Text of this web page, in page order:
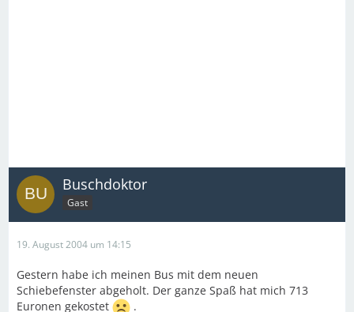
Buschdoktor
Gast
19. August 2004 um 14:15
Gestern habe ich meinen Bus mit dem neuen
Schiebefenster abgeholt. Der ganze Spaß hat mich 713
Euronen gekostet
.